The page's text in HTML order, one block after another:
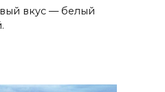
вкус — белый